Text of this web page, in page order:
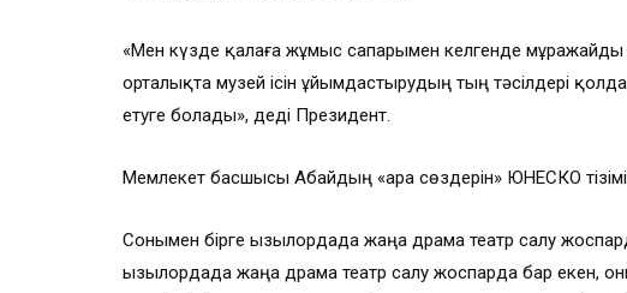
«Мен күзде қалаға жұмыс сапарымен келгенде мұражайды
орталықта музей ісін ұйымдастырудың тың тәсілдері
етуге болады», деді Президент.
Мемлекет басшысы Абайдың «Қара сөздерін» ЮНЕСКО
Сонымен бірге Қызылордада жаңа драма театр салу
Қызылордада жаңа драма театр салу жоспарда бар екен,